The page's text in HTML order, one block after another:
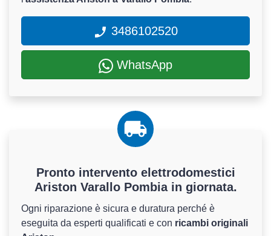
3486102520
WhatsApp
Pronto intervento elettrodomestici
Ariston Varallo Pombia in giornata.
Ogni riparazione è sicura e duratura perché è
eseguita da esperti qualificati e con ricambi originali